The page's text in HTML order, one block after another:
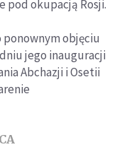
pod okupacją Rosji.
objęciu
jego inauguracji
Abchazji i Osetii